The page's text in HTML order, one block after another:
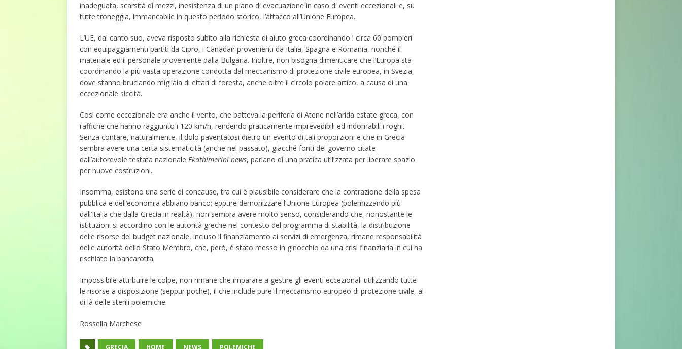
inadeguata, scarsità di mezzi, inesistenza di un piano di evacuazione in caso di eventi eccezionali e, su
tutte troneggia, immancabile in questo periodo storico, l’attacco all’Unione Europea.
L’UE, dal canto suo, aveva risposto subito alla richiesta di aiuto greca coordinando i circa 60 pompieri
con equipaggiamenti partiti da Cipro, i Canadair provenienti da Italia, Spagna e Romania, nonché il
materiale ed il personale proveniente dalla Bulgaria. Inoltre, non bisogna dimenticare che l’Europa sta
coordinando la più vasta operazione condotta dal meccanismo di protezione civile europea, in Svezia,
dove stanno bruciando migliaia di ettari di foresta, anche oltre il circolo polare artico, a causa di una
eccezionale siccità.
Così come eccezionale era anche il vento, che batteva la periferia di Atene nell’arida estate greca, con
raffiche che hanno raggiunto i 120 km/h, rendendo praticamente imprevedibili ed indomabili i roghi.
Senza contare, naturalmente, il dolo paventatosi dietro un evento di tali proporzioni e che in Grecia
sembra avere una certa sistematicità (anche nel passato), giacché fonti del governo citate
dall’autorevole testata nazionale Ekathimerini news, parlano di una pratica utilizzata per liberare spazio
per nuove costruzioni.
Insomma, esistono una serie di concause, tra cui è plausibile considerare che la contrazione della spesa
pubblica e dell’economia abbiano banco; eppure demonizzare l’Unione Europea (polemizzando più
dall’Italia che dalla Grecia in realtà), non sembra avere molto senso, considerando che, nonostante le
istituzioni si accordino con le autorità greche nel contesto del programma di stabilità, la distribuzione
delle risorse del budget nazionale, incluso il finanziamento ai servizi di emergenza, rimane responsabilità
delle autorità dello Stato Membro, che, però, è stato messo in ginocchio da una crisi finanziaria in cui ha
rischiato la bancarotta.
Impossibile attribuire le colpe, non rimane che imparare a gestire gli eventi eccezionali utilizzando tutte
le risorse a disposizione (seppur poche), il che include pure il meccanismo europeo di protezione civile, al
di là delle sterili polemiche.
Rossella Marchese
GRECIA HOME NEWS POLEMICHE